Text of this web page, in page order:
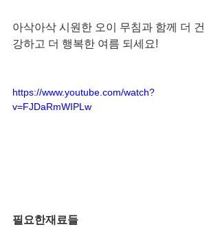
아삭아삭 시원한 오이 무침과 함께 더 건
강하고 더 행복한 여름 되세요!
https://www.youtube.com/watch?
v=FJDaRmWIPLw
필요한재료들